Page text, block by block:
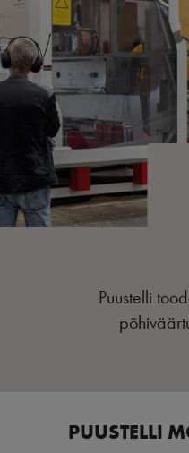
Puustelli
PUUSTELLI